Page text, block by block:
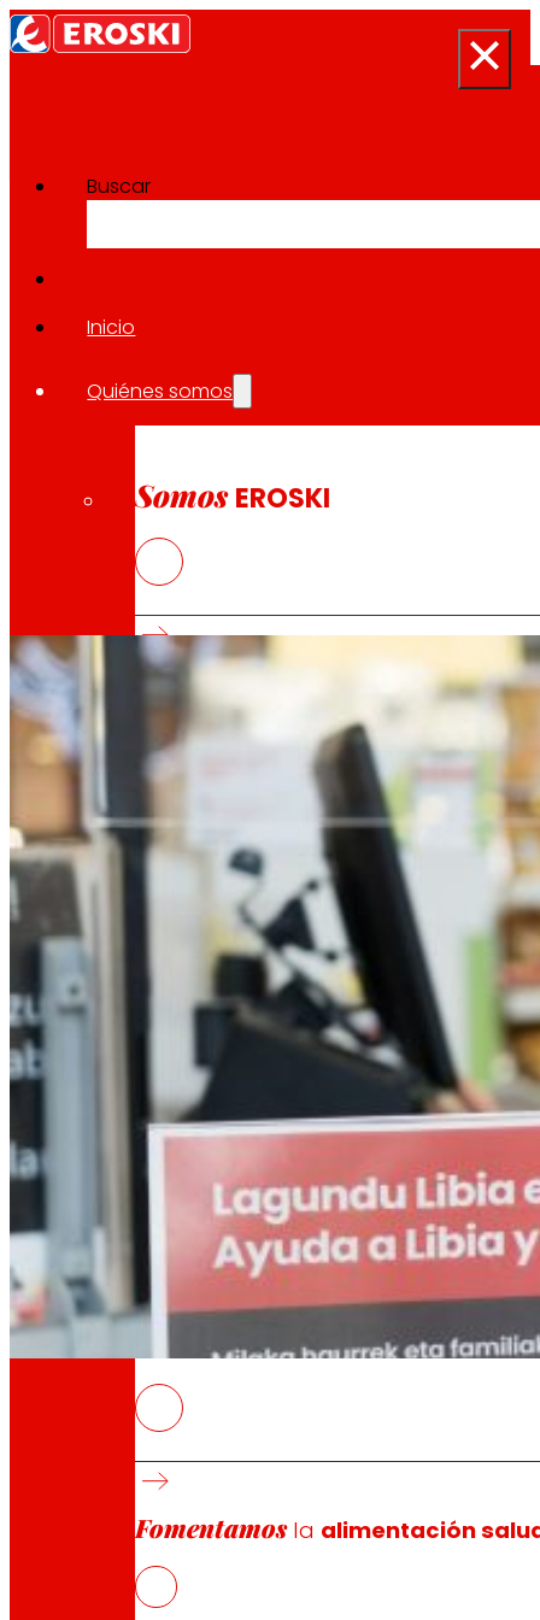
Buscar
Inicio
Quiénes somos
Somos EROSKI
Así somos
Todo nuestro ADN: un viaje por la misión, la
Cooperativa
Somos por y para las personas. Descubre
A través de nuestra Fundación
Compromisos
Compromisos EROSKI
Fomentamosla alimentación
Sala de prensa
Volver a todas las noticias
26.09.2023
EROSKI y sus clientes apoyan
Marruecos
El total de lo donado por EROSKI y sus
EROSKI ha completado la recaudación de